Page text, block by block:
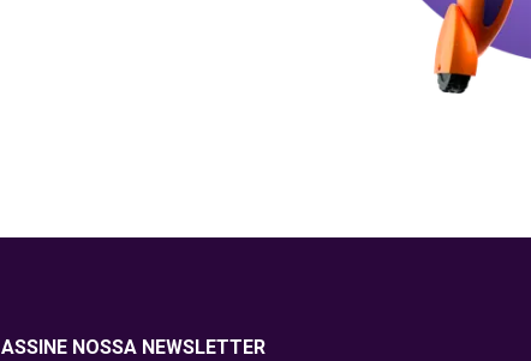
ASSINE NOSSA NEWSLETTER